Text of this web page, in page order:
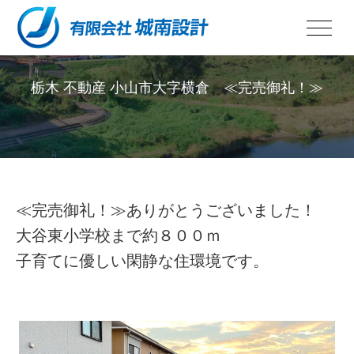
栃木 不動産 小山市大字横倉 ≪完売御礼！≫
≪完売御礼！≫ありがとうございました！
大谷東小学校まで約８００ｍ
子育てに優しい閑静な住環境です。